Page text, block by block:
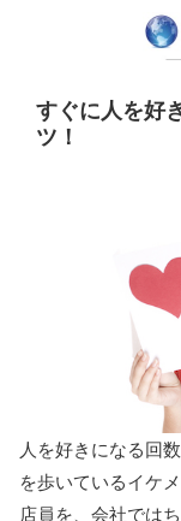
すぐに人を好
ツ！
人を好きになる回
を歩いているイケ
店員を、会社では